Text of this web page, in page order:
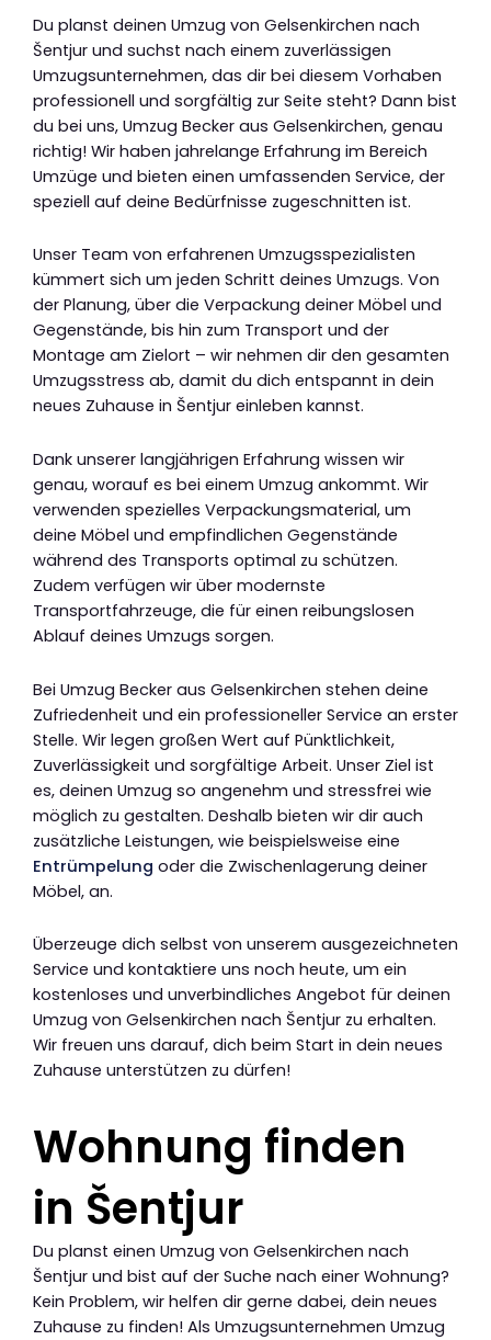
Du planst deinen Umzug von Gelsenkirchen nach
Šentjur und suchst nach einem zuverlässigen
Umzugsunternehmen, das dir bei diesem Vorhaben
professionell und sorgfältig zur Seite steht? Dann bist
du bei uns, Umzug Becker aus Gelsenkirchen, genau
richtig! Wir haben jahrelange Erfahrung im Bereich
Umzüge und bieten einen umfassenden Service, der
speziell auf deine Bedürfnisse zugeschnitten ist.
Unser Team von erfahrenen Umzugsspezialisten
kümmert sich um jeden Schritt deines Umzugs. Von
der Planung, über die Verpackung deiner Möbel und
Gegenstände, bis hin zum Transport und der
Montage am Zielort – wir nehmen dir den gesamten
Umzugsstress ab, damit du dich entspannt in dein
neues Zuhause in Šentjur einleben kannst.
Dank unserer langjährigen Erfahrung wissen wir
genau, worauf es bei einem Umzug ankommt. Wir
verwenden spezielles Verpackungsmaterial, um
deine Möbel und empfindlichen Gegenstände
während des Transports optimal zu schützen.
Zudem verfügen wir über modernste
Transportfahrzeuge, die für einen reibungslosen
Ablauf deines Umzugs sorgen.
Bei Umzug Becker aus Gelsenkirchen stehen deine
Zufriedenheit und ein professioneller Service an erster
Stelle. Wir legen großen Wert auf Pünktlichkeit,
Zuverlässigkeit und sorgfältige Arbeit. Unser Ziel ist
es, deinen Umzug so angenehm und stressfrei wie
möglich zu gestalten. Deshalb bieten wir dir auch
zusätzliche Leistungen, wie beispielsweise eine
Entrümpelung oder die Zwischenlagerung deiner
Möbel, an.
Überzeuge dich selbst von unserem ausgezeichneten
Service und kontaktiere uns noch heute, um ein
kostenloses und unverbindliches Angebot für deinen
Umzug von Gelsenkirchen nach Šentjur zu erhalten.
Wir freuen uns darauf, dich beim Start in dein neues
Zuhause unterstützen zu dürfen!
Wohnung finden
in Šentjur
Du planst einen Umzug von Gelsenkirchen nach
Šentjur und bist auf der Suche nach einer Wohnung?
Kein Problem, wir helfen dir gerne dabei, dein neues
Zuhause zu finden! Als Umzugsunternehmen Umzug